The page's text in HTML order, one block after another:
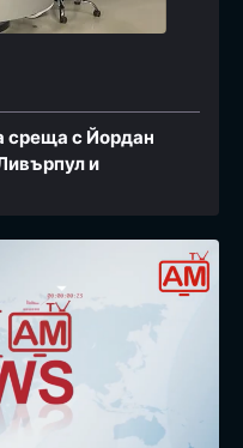
среща с Йордан
и